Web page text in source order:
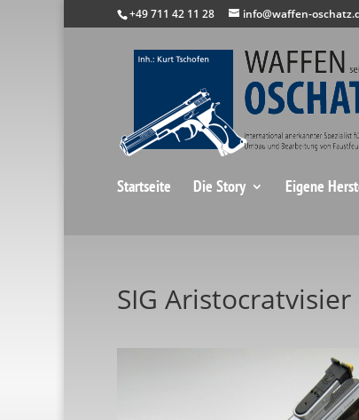
+49 711 42 11 28 info@waffen-
Startseite Die Story Eigene
SIG Aristocratvisier